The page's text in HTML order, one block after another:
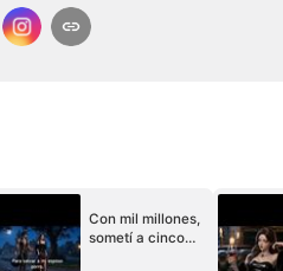
Con mil millones,
sometí a cinco